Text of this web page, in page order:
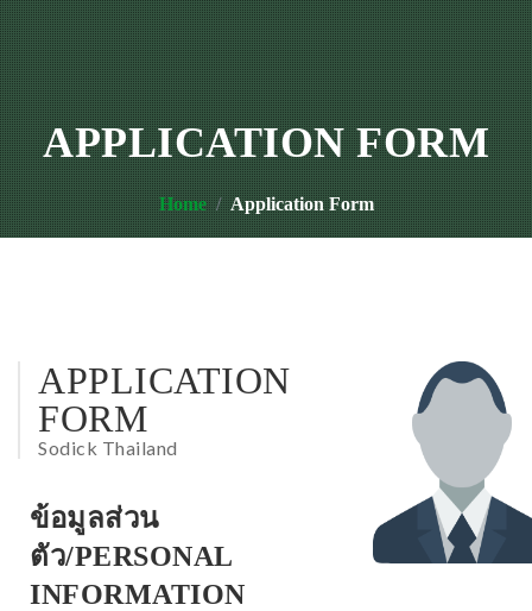
APPLICATION FORM
Home Application Form
APPLICATION
FORM
Sodick Thailand
ข้อมูลส่วน
ตัว/PERSONAL
INFORMATION